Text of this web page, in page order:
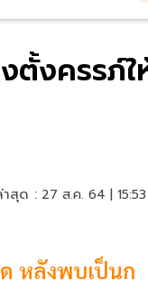
ตั้งครรภ์ใ
สุด : 27 ส.ค. 64 |
หลังพบเป็นก